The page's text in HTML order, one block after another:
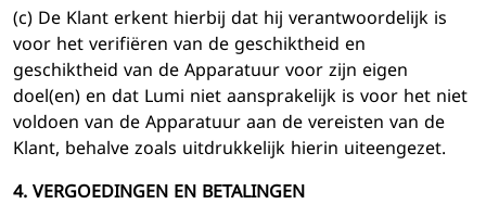
(c) De Klant erkent hierbij dat hij verantwoordelijk is
voor het verifiëren van de geschiktheid en
geschiktheid van de Apparatuur voor zijn eigen
doel(en) en dat Lumi niet aansprakelijk is voor het niet
voldoen van de Apparatuur aan de vereisten van de
Klant, behalve zoals uitdrukkelijk hierin uiteengezet.
4. VERGOEDINGEN EN BETALINGEN